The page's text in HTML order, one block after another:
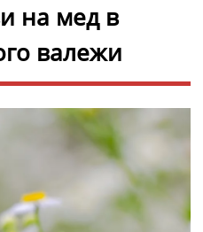
на мед в
валежи